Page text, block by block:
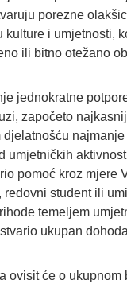
porezne
kulture i umjetnosti,
ili bitno otežano
jednokratne
započeto
umjetničkih
pomoć kroz mjere
redovni student ili
temeljem
ukupan
ovisit će o